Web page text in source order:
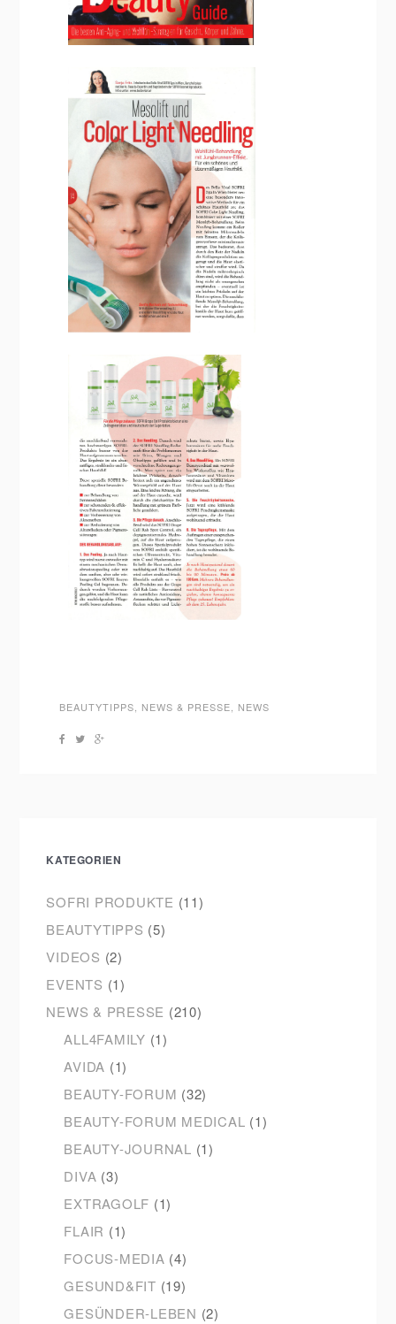
BEAUTYTIPPS NEWS & PRESSE NEWS
KATEGORIEN
SOFRI PRODUKTE (11)
BEAUTYTIPPS (5)
VIDEOS (2)
EVENTS (1)
NEWS & PRESSE (210)
ALL4FAMILY (1)
AVIDA (1)
BEAUTY-FORUM (32)
BEAUTY-FORUM MEDICAL (1)
BEAUTY-JOURNAL (1)
DIVA (3)
EXTRAGOLF (1)
FLAIR (1)
FOCUS-MEDIA (4)
GESUND&FIT (19)
GESÜNDER-LEBEN (2)